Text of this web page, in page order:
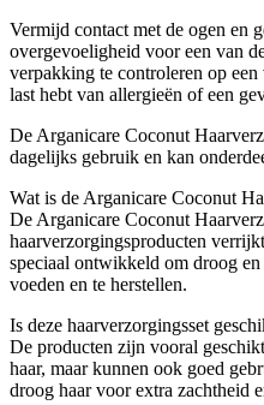
Vermijd contact met de ogen en
overgevoeligheid voor een van
verpakking te controleren op
last hebt van allergieën of een
De Arganicare Coconut
dagelijks gebruik en kan
Wat is de Arganicare Coconut
De Arganicare Coconut
haarverzorgingsproducten
speciaal ontwikkeld om droog
voeden en te herstellen.
Is deze haarverzorgingsset
De producten zijn vooral
haar, maar kunnen ook goed
droog haar voor extra zachtheid